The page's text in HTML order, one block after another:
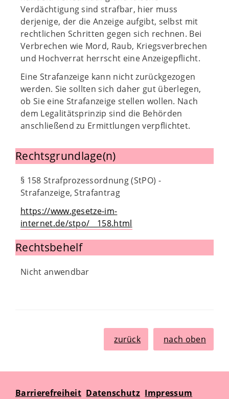
Verdächtigung sind strafbar, hier muss
derjenige, der die Anzeige aufgibt, selbst mit
rechtlichen Schritten gegen sich rechnen. Bei
Verbrechen wie Mord, Raub, Kriegsverbrechen
und Hochverrat herrscht eine Anzeigepflicht.
Eine Strafanzeige kann nicht zurückgezogen
werden. Sie sollten sich daher gut überlegen,
ob Sie eine Strafanzeige stellen wollen. Nach
dem Legalitätsprinzip sind die Behörden
anschließend zu Ermittlungen verpflichtet.
Rechtsgrundlage(n)
§ 158 Strafprozessordnung (StPO) -
Strafanzeige, Strafantrag
https://www.gesetze-im-
internet.de/stpo/__158.html
Rechtsbehelf
Nicht anwendbar
zurück nach oben
Barrierefreiheit Datenschutz Impressum